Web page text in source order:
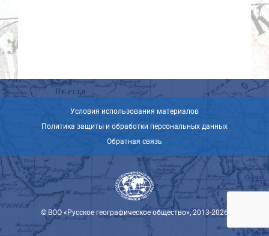
Условия использования материалов
Политика защиты и обработки персональных данных
Обратная связь
© ВОО «Русское географическое общество», 2013-2026